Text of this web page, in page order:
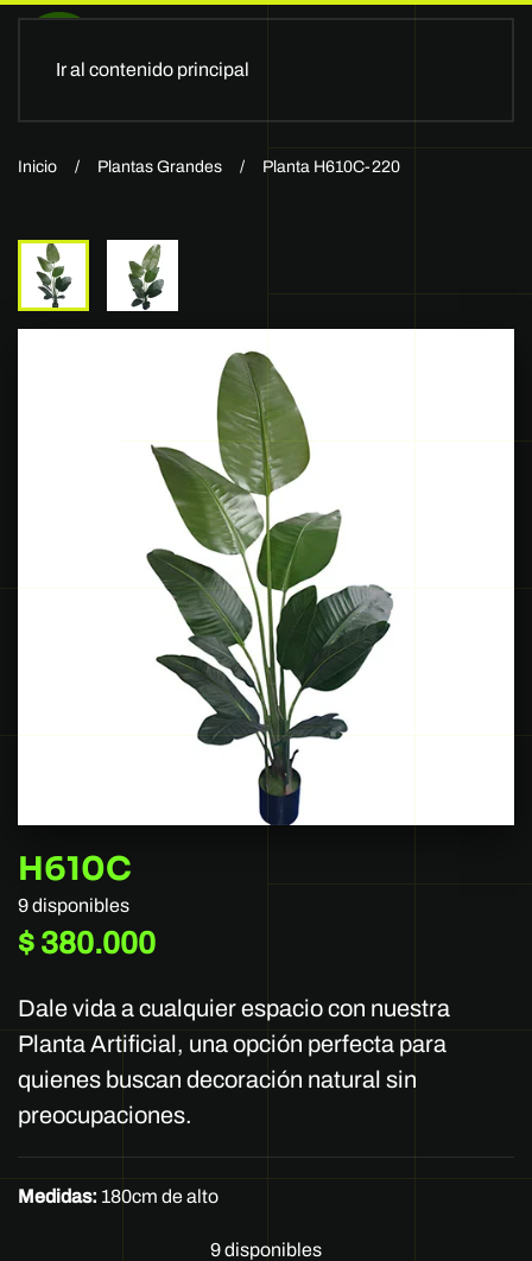
Ir al contenido principal
Inicio Plantas Grandes Planta H610C-220
H610C
9 disponibles
$ 380.000
Dale vida a cualquier espacio con nuestra
Planta Artificial, una opción perfecta para
quienes buscan decoración natural sin
preocupaciones.
Medidas: 180cm de alto
9 disponibles